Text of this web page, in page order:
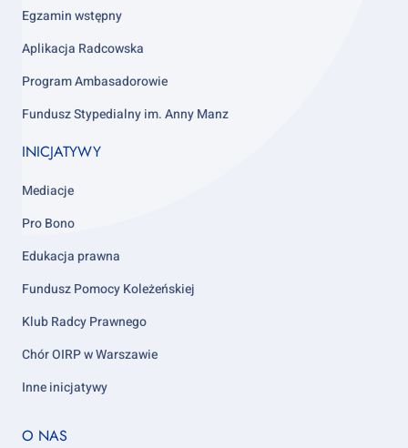
4
Egzamin wstępny
Aplikacja Radcowska
Program Ambasadorowie
Fundusz Stypedialny im. Anny Manz
INICJATYWY
Mediacje
Pro Bono
Edukacja prawna
Fundusz Pomocy Koleżeńskiej
Klub Radcy Prawnego
Chór OIRP w Warszawie
Inne inicjatywy
Footer
O NAS